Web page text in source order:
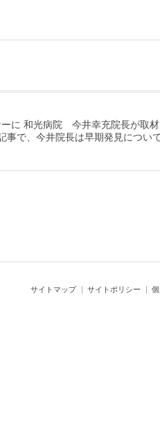
に 和光病院 今井幸充院長が取材
で、今井院長は早期発見につい
サイトマップ サイトポリシー